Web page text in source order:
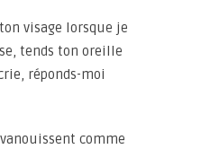
visage lorsque je
tends ton oreille
réponds-moi
comme